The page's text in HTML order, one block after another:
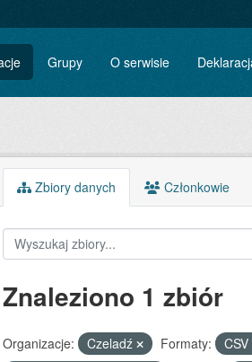
Grupy O serwisie
Zbiory danych Członkowie
Znaleziono 1 zbiór
Organizacje: Czeladź Formaty: CSV